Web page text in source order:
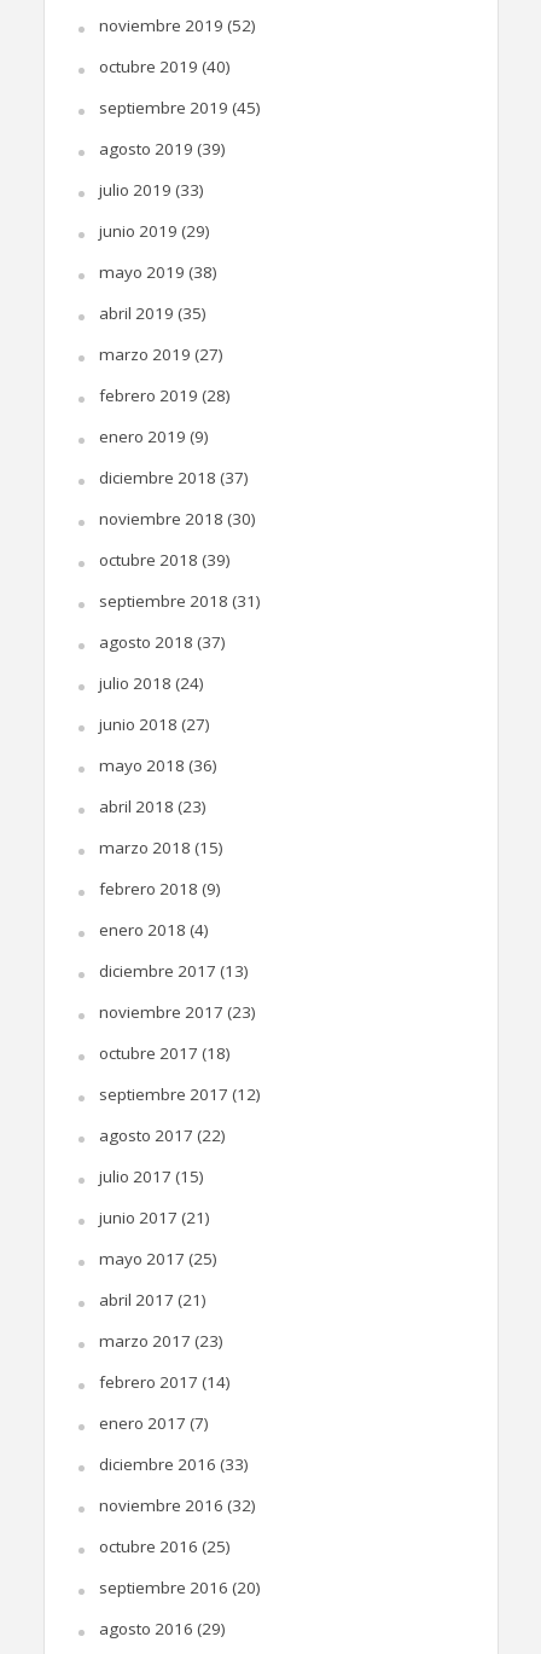
noviembre 2019 (52)
octubre 2019 (40)
septiembre 2019 (45)
agosto 2019 (39)
julio 2019 (33)
junio 2019 (29)
mayo 2019 (38)
abril 2019 (35)
marzo 2019 (27)
febrero 2019 (28)
enero 2019 (9)
diciembre 2018 (37)
noviembre 2018 (30)
octubre 2018 (39)
septiembre 2018 (31)
agosto 2018 (37)
julio 2018 (24)
junio 2018 (27)
mayo 2018 (36)
abril 2018 (23)
marzo 2018 (15)
febrero 2018 (9)
enero 2018 (4)
diciembre 2017 (13)
noviembre 2017 (23)
octubre 2017 (18)
septiembre 2017 (12)
agosto 2017 (22)
julio 2017 (15)
junio 2017 (21)
mayo 2017 (25)
abril 2017 (21)
marzo 2017 (23)
febrero 2017 (14)
enero 2017 (7)
diciembre 2016 (33)
noviembre 2016 (32)
octubre 2016 (25)
septiembre 2016 (20)
agosto 2016 (29)